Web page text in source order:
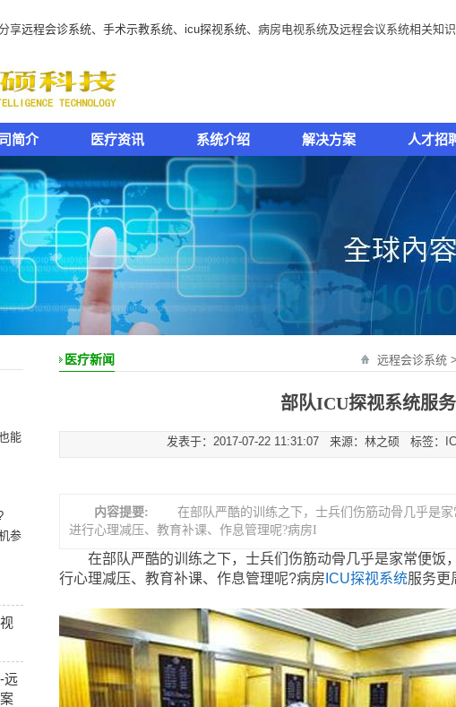
享远程会诊系统、 手术示教系统、 icu探视系统、病房电视系统及远程会议系统相关知识
简介 医疗资讯 系统介绍 解决方案 人才招
医疗新闻 远程会诊系统 >
部队ICU探视系统服
发表于：2017-07-22 11:31:07 来源：林之硕 标签：
内容提要:
在部队严酷的训练之下，士兵们伤筋动骨几乎是家
进行心理减压、教育补课、作息管理呢?病房I
在部队严酷的训练之下，士兵们伤筋动骨几乎是家常便饭
行心理减压、教育补课、作息管理呢?病房 ICU探视系统服务更
能
参
远